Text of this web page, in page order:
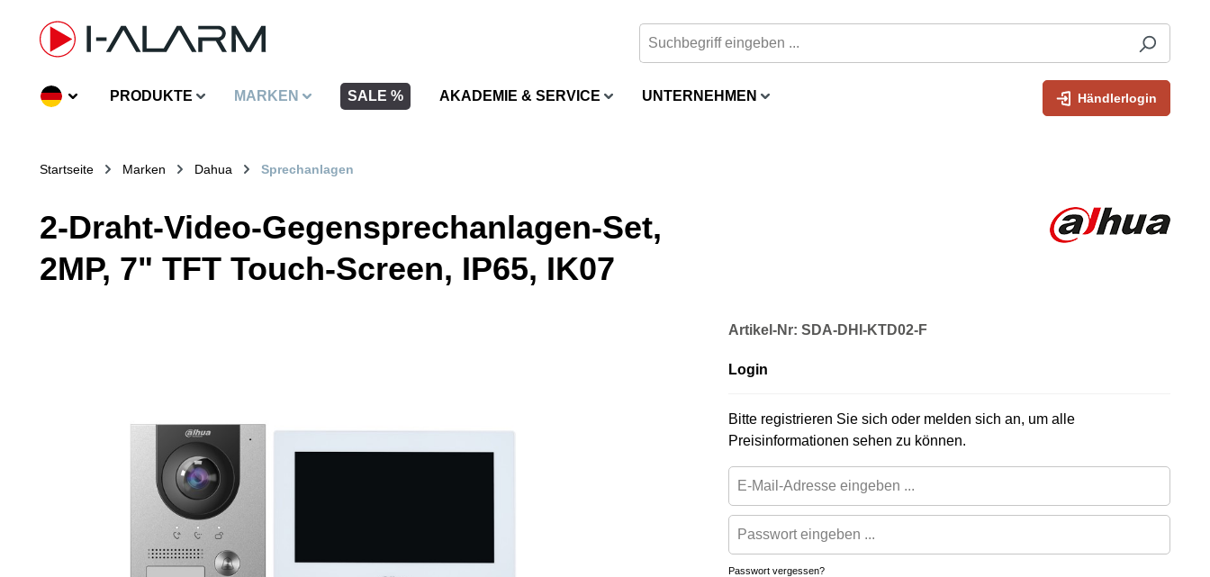
springen
PRODUKTE MARKEN SALE % AKADEMIE & SERVICE UNTERNEHMEN Händlerlogin
Startseite Marken Dahua Sprechanlagen
2-Draht-Video-Gegensprechanlagen-Set,
2MP, 7" TFT Touch-Screen, IP65, IK07
Artikel-Nr: SDA-DHI-KTD02-F
Login
Bitte registrieren Sie sich oder melden sich an, um alle
Preisinformationen sehen zu können.
Passwort vergessen?